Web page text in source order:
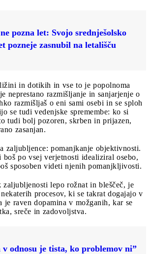
pozna let: Svojo srednješolsko
pozneje zasnubil na letališču
in dotikih in vse to je popolnoma
neprestano razmišljanje in sanjarjenje o
razmišljaš o eni sami osebi in se sploh
se tudi vedenjske spremembe: ko si
tudi bolj pozoren, skrben in prijazen,
zasanjan.
zaljubljence: pomanjkanje objektivnosti.
po vsej verjetnosti idealiziral osebo,
sposoben videti njenih pomanjkljivosti.
zaljubljenosti lepo rožnat in bleščeč, je
procesov, ki se takrat dogajajo v
je raven dopamina v možganih, kar se
sreče in zadovoljstva.
v odnosu je tista, ko problemov ni”